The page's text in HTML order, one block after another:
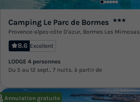
Camping Le Parc de Bormes ★★★
Provence-alpes-côte D'azur, Bormes Les Mimosas
8.6 Excellent
LODGE 4 personnes
Du 5 au 12 sept., 7 nuits, à partir de
Annulation gratuite